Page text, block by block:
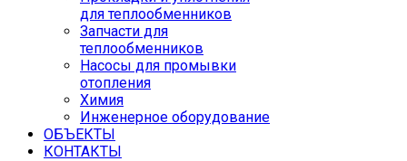
для теплообменников
Запчасти для
теплообменников
Насосы для промывки
отопления
Химия
Инженерное оборудование
ОБЪЕКТЫ
КОНТАКТЫ